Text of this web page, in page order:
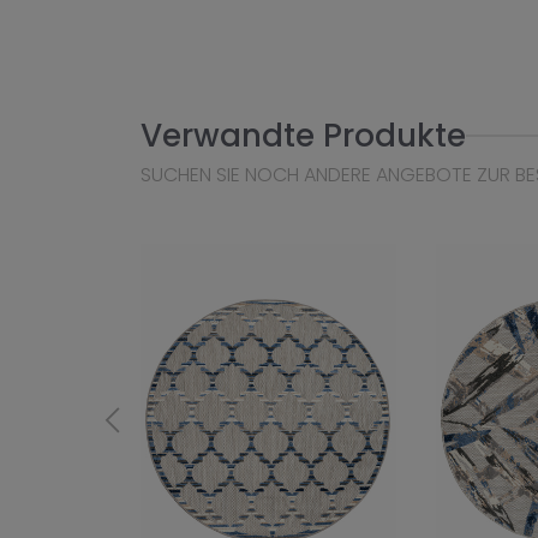
Verwandte Produkte
SUCHEN SIE NOCH ANDERE ANGEBOTE ZUR